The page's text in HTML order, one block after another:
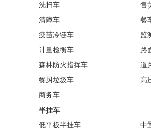
洗扫车
售
清障车
餐
疫苗冷链车
监
计量检衡车
路
森林防火指挥车
道
餐厨垃圾车
高
商务车
半挂车
低平板半挂车
中